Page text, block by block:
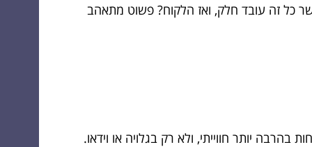
כל זה עובד חלק, ואז הלקוח? פשוט מתאהב
יותר חווייתי, ולא רק בגלויה או וידאו.